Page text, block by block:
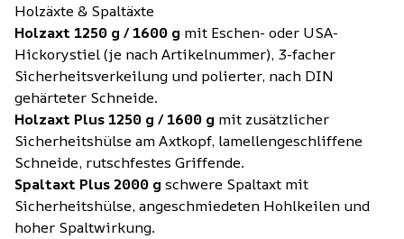
Holzäxte & Spaltäxte
Holzaxt 1250 g / 1600 g mit Eschen- oder USA-
Hickorystiel (je nach Artikelnummer), 3-facher
Sicherheitsverkeilung und polierter, nach DIN
gehärteter Schneide.
Holzaxt Plus 1250 g / 1600 g mit zusätzlicher
Sicherheitshülse am Axtkopf, lamellengeschliffene
Schneide, rutschfestes Griffende.
Spaltaxt Plus 2000 gschwere Spaltaxt mit
Sicherheitshülse, angeschmiedeten Hohlkeilen und
hoher Spaltwirkung.